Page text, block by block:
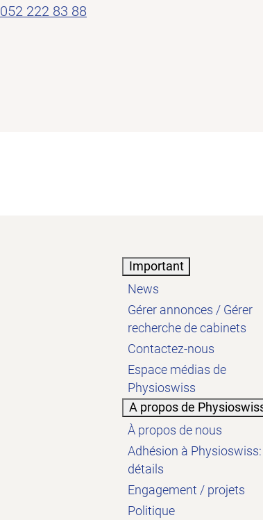
052 222 83 88
Important
News
Gérer annonces / Gérer
recherche de cabinets
Contactez-nous
Espace médias de
Physioswiss
A propos de
À propos de nous
Adhésion à Physioswiss:
détails
Engagement / projets
Politique